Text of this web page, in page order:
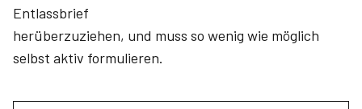
Entlassbrief
herüberzuziehen, und muss so wenig wie möglich
selbst aktiv formulieren.